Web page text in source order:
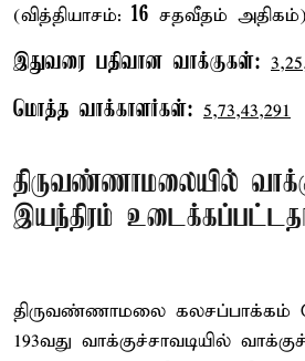
(வித்தியாசம்: 16 சதவீதம் அதிகம்)
இதுவரை பதிவான வாக்குகள்:
மொத்த வாக்காளர்கள்: 5,73,43,291
திருவண்ணாமலையில்
இயந்திரம்
திருவண்ணாமலை கலசப்பாக்கம்
193வது வாக்குச்சாவடியில்